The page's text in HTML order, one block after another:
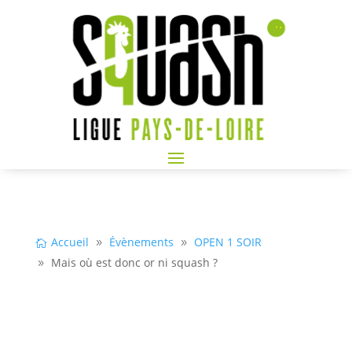
Accueil Évènements
OPEN 1 SOIR
Mais où est donc or ni squash ?